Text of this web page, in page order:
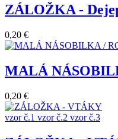
ZÁLOŽKA -
0,20 €
MALÁ
0,20 €
vzor č.1 vzor č.2 vzor č.3